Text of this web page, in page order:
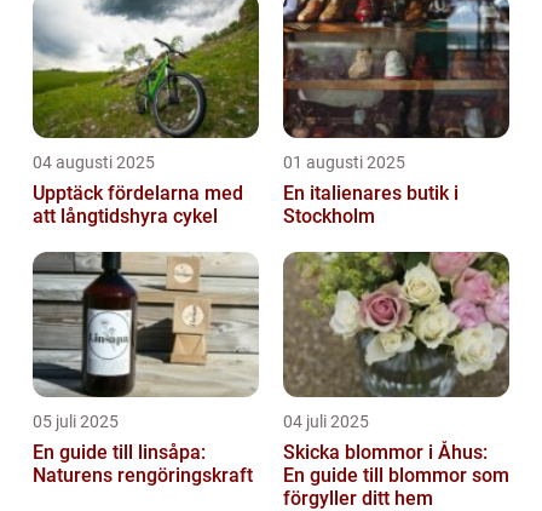
04 augusti 2025
Upptäck fördelarna med
att långtidshyra cykel
01 augusti 2025
En italienares butik i
Stockholm
05 juli 2025
En guide till linsåpa:
Naturens rengöringskraft
04 juli 2025
Skicka blommor i Åhus:
En guide till blommor som
förgyller ditt hem